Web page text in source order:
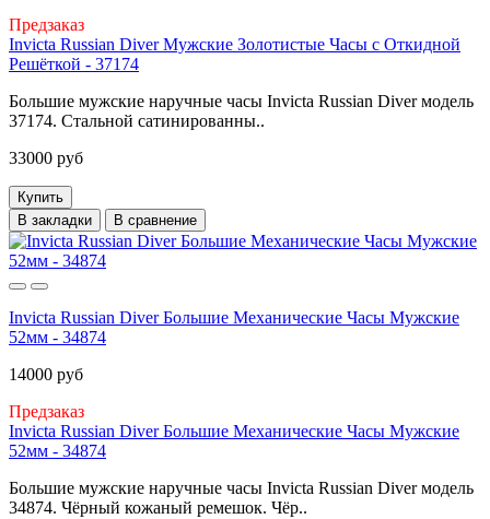
Предзаказ
Invicta Russian Diver Мужские Золотистые Часы с Откидной
Решёткой - 37174
Большие мужские наручные часы Invicta Russian Diver модель
37174. Стальной сатинированны..
33000 руб
Купить
В закладки
В сравнение
Invicta Russian Diver Большие Механические Часы Мужские
52мм - 34874
14000 руб
Предзаказ
Invicta Russian Diver Большие Механические Часы Мужские
52мм - 34874
Большие мужские наручные часы Invicta Russian Diver модель
34874. Чёрный кожаный ремешок. Чёр..